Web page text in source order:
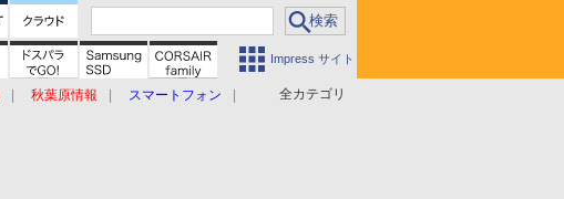
Impress サイト
全カテゴリ
秋葉原情報
スマートフォン